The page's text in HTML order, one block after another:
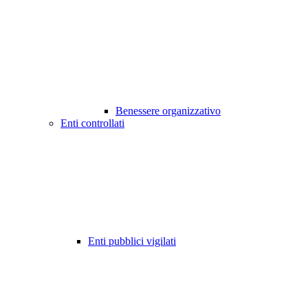
Benessere organizzativo
Enti controllati
Enti pubblici vigilati